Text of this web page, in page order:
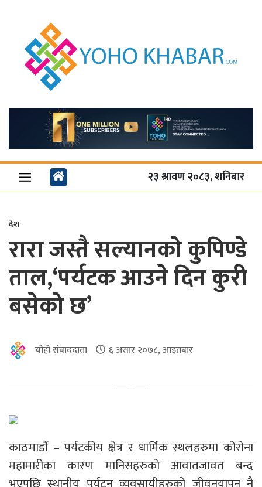
२३ श्रावण २०८३, शनिबार
देश
रारा जस्तै सल्यानको कुपिण्डे
ताल,‘पर्यटक आउने दिन कुरी
बसेको छ’
योहो संवाददाता ६ असार २०७८, आइतबार
काठमाडौँ – पर्यटकीय क्षेत्र र धार्मिक स्थलहरुमा कोरोना
महामारीका कारण मानिसहरुको आवातजावत बन्द